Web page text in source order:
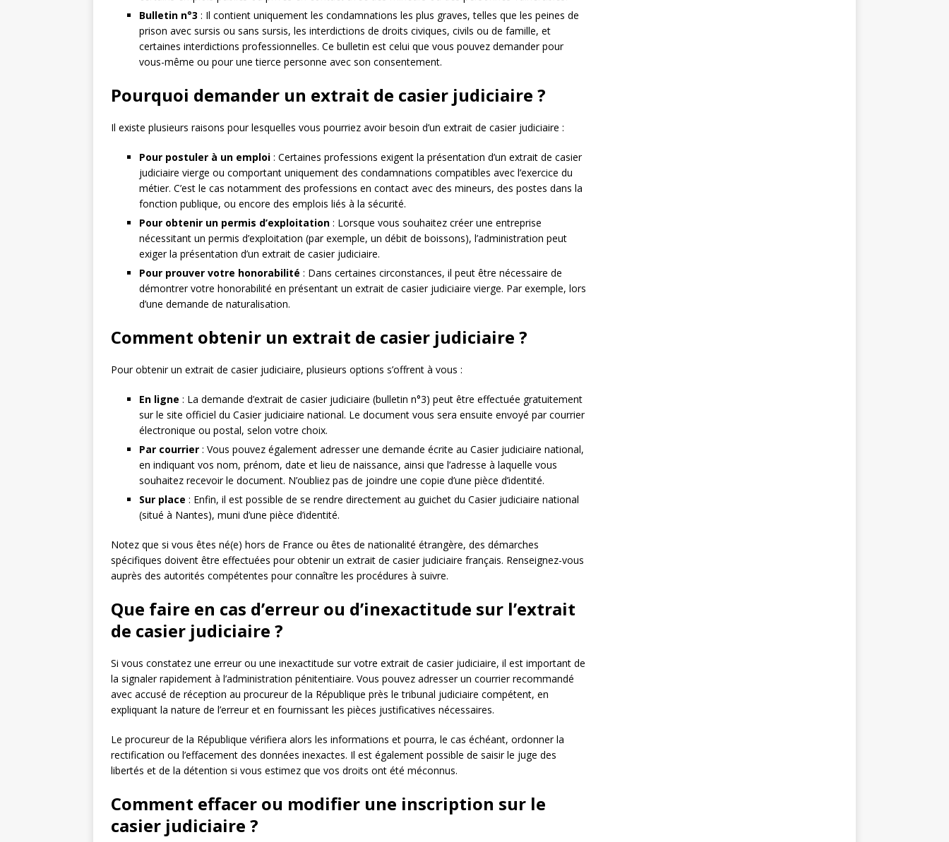
Bulletin n°3 : Il contient uniquement les condamnations les plus graves, telles que les peines de
prison avec sursis ou sans sursis, les interdictions de droits civiques, civils ou de famille, et
certaines interdictions professionnelles. Ce bulletin est celui que vous pouvez demander pour
vous-même ou pour une tierce personne avec son consentement.
Pourquoi demander un extrait de casier judiciaire ?
Il existe plusieurs raisons pour lesquelles vous pourriez avoir besoin d’un extrait de casier judiciaire :
Pour postuler à un emploi : Certaines professions exigent la présentation d’un extrait de casier
judiciaire vierge ou comportant uniquement des condamnations compatibles avec l’exercice du
métier. C’est le cas notamment des professions en contact avec des mineurs, des postes dans la
fonction publique, ou encore des emplois liés à la sécurité.
Pour obtenir un permis d’exploitation : Lorsque vous souhaitez créer une entreprise
nécessitant un permis d’exploitation (par exemple, un débit de boissons), l’administration peut
exiger la présentation d’un extrait de casier judiciaire.
Pour prouver votre honorabilité : Dans certaines circonstances, il peut être nécessaire de
démontrer votre honorabilité en présentant un extrait de casier judiciaire vierge. Par exemple, lors
d’une demande de naturalisation.
Comment obtenir un extrait de casier judiciaire ?
Pour obtenir un extrait de casier judiciaire, plusieurs options s’offrent à vous :
En ligne : La demande d’extrait de casier judiciaire (bulletin n°3) peut être effectuée gratuitement
sur le site officiel du Casier judiciaire national. Le document vous sera ensuite envoyé par courrier
électronique ou postal, selon votre choix.
Par courrier : Vous pouvez également adresser une demande écrite au Casier judiciaire national,
en indiquant vos nom, prénom, date et lieu de naissance, ainsi que l’adresse à laquelle vous
souhaitez recevoir le document. N’oubliez pas de joindre une copie d’une pièce d’identité.
Sur place : Enfin, il est possible de se rendre directement au guichet du Casier judiciaire national
(situé à Nantes), muni d’une pièce d’identité.
Notez que si vous êtes né(e) hors de France ou êtes de nationalité étrangère, des démarches
spécifiques doivent être effectuées pour obtenir un extrait de casier judiciaire français. Renseignez-vous
auprès des autorités compétentes pour connaître les procédures à suivre.
Que faire en cas d’erreur ou d’inexactitude sur l’extrait
de casier judiciaire ?
Si vous constatez une erreur ou une inexactitude sur votre extrait de casier judiciaire, il est important de
la signaler rapidement à l’administration pénitentiaire. Vous pouvez adresser un courrier recommandé
avec accusé de réception au procureur de la République près le tribunal judiciaire compétent, en
expliquant la nature de l’erreur et en fournissant les pièces justificatives nécessaires.
Le procureur de la République vérifiera alors les informations et pourra, le cas échéant, ordonner la
rectification ou l’effacement des données inexactes. Il est également possible de saisir le juge des
libertés et de la détention si vous estimez que vos droits ont été méconnus.
Comment effacer ou modifier une inscription sur le
casier judiciaire ?